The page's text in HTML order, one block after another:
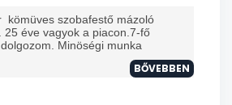
kömüves szobafestő mázoló
25 éve vagyok a piacon.7-fő
Minöségi munka
BŐVEBBEN